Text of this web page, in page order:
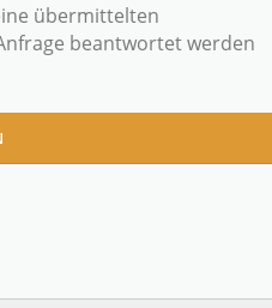
übermittelten
beantwortet werden